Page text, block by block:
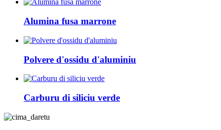
Alumina fusa marrone
Polvere d'ossidu d'aluminiu
Carburu di siliciu verde